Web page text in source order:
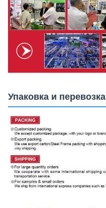
Упаковка и перевозка